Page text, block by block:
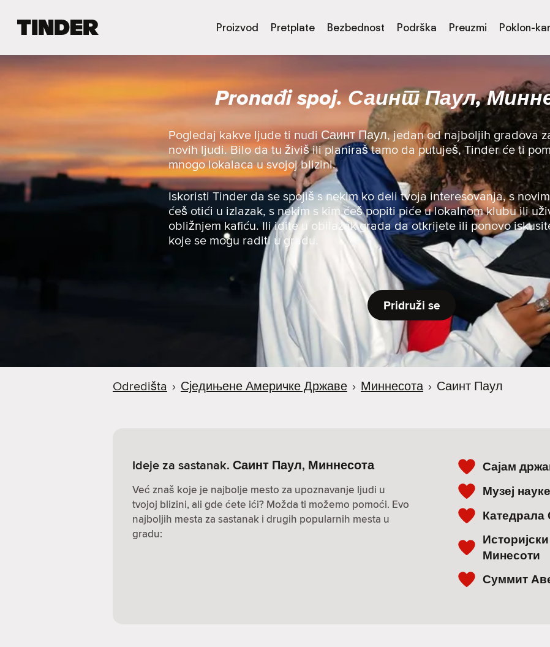
e
t
n
a
Proizvod Pretplate Bezbednost Podrška Preuzmi Poklon-
Pronađi spoj. Саинт Паул,
Pogledaj kakve ljude ti nudi Саинт Паул, jedan od najboljih gradova
novih ljudi. Bilo da tu živiš ili planiraš tamo da putuješ, Tinder će ti
mnogo lokalaca u svojoj blizini.
Iskoristi Tinder da se spojiš s nekim ko deli tvoja interesovanja, s
ćeš otići u izlazak, s nekim s kim ćeš popiti piće u lokalnom klubu ili
obližnjem kafiću. Ili idite u obilazak grada da otkrijete ili ponovo
koje se mogu raditi u gradu.
Pridruži se
Odredišta › Сједињене Америчке Државе › Миннесота › Саинт Паул
Ideje za sastanak. Саинт Паул, Миннесота
Već znaš koje je najbolje mesto za upoznavanje ljudi u
tvojoj blizini, ali gde ćete ići? Možda ti možemo pomoći. Evo
najboljih mesta za sastanak i drugih popularnih mesta u
gradu:
Сајам
Музеј
Катедрала
Минесоти
Суммит